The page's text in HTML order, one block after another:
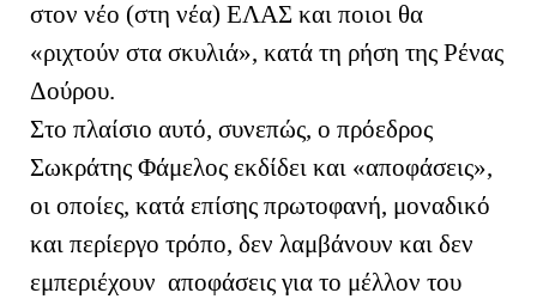
στον νέο (στη νέα) ΕΛΑΣ και ποιοι θα
«ριχτούν στα σκυλιά», κατά τη ρήση της Ρένας
Δούρου.
Στο πλαίσιο αυτό, συνεπώς, ο πρόεδρος
Σωκράτης Φάμελος εκδίδει και «αποφάσεις»,
οι οποίες, κατά επίσης πρωτοφανή, μοναδικό
και περίεργο τρόπο, δεν λαμβάνουν και δεν
εμπεριέχουν αποφάσεις για το μέλλον του